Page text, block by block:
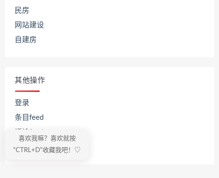
民房
网站建设
自建房
其他操作
登录
条目feed
WordPress.org
喜欢我嘛？喜欢就按
“CTRL+D”收藏我吧！♡